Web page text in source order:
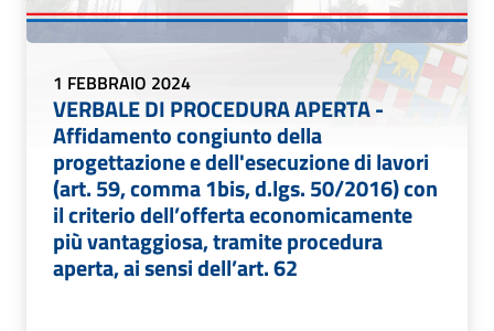
1 FEBBRAIO 2024
VERBALE DI PROCEDURA APERTA -
Affidamento congiunto della
progettazione e dell'esecuzione di lavori
(art. 59, comma 1bis, d.lgs. 50/2016) con
il criterio dell’offerta economicamente
più vantaggiosa, tramite procedura
aperta, ai sensi dell’art. 62